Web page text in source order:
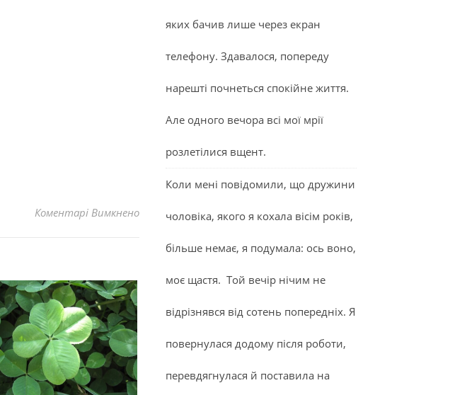
Коментарі Вимкненодо Дорада в духовці
яких бачив лише через екран
телефону. Здавалося, попереду
нарешті почнеться спокійне життя.
Але одного вечора всі мої мрії
розлетілися вщент.
Коли мені повідомили, що дружини
чоловіка, якого я кохала вісім років,
більше немає, я подумала: ось воно,
моє щастя. Той вечір нічим не
відрізнявся від сотень попередніх. Я
повернулася додому після роботи,
перевдягнулася й поставила на